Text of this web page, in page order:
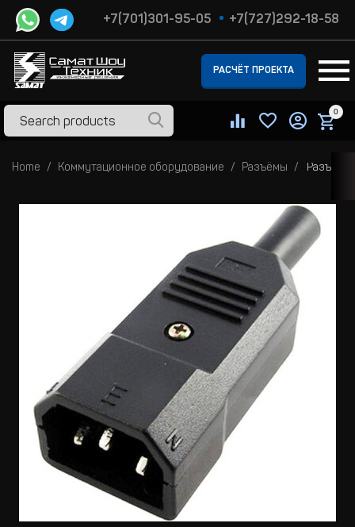
+7(701)301-95-05 +7(727)292-18-58
РАСЧЁТ ПРОЕКТА
0
Home Коммутационное оборудование Разъёмы Разъём